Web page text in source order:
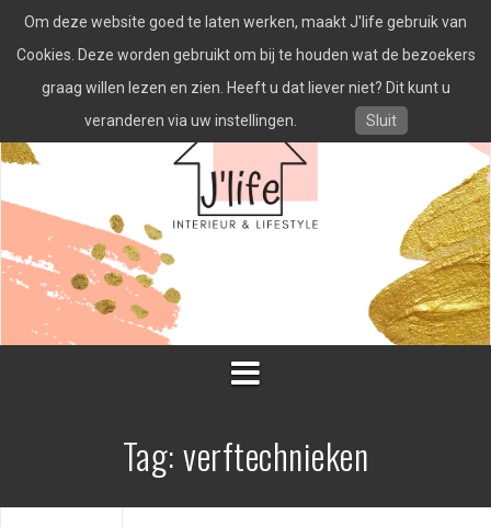
naar
inhoud
Tag:verftechnieken
Om deze website goed te laten werken, maakt J'life gebruik van
Cookies. Deze worden gebruikt om bij te houden wat de bezoekers
graag willen lezen en zien. Heeft u dat liever niet? Dit kunt u
veranderen via uw instellingen.
Sluit